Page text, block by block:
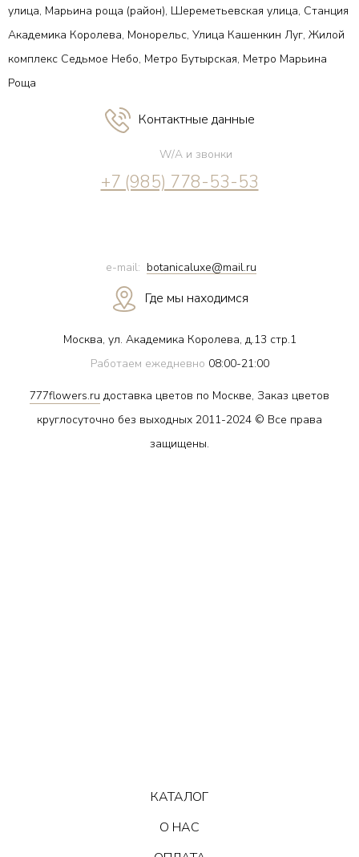
улица, Марьина роща (район), Шереметьевская улица, Станция
Академика Королева, Монорельс, Улица Кашенкин Луг, Жилой
комплекс Седьмое Небо, Метро Бутырская, Метро Марьина
Роща
Контактные данные
W/A и звонки
+7 (985) 778-53-53
e-mail: botanicaluxe@mail.ru
Где мы находимся
Москва, ул. Академика Королева, д.13 стр.1
Работаем ежедневно 08:00-21:00
777flowers.ru доставка цветов по Москве, Заказ цветов
круглосуточно без выходных 2011-2024 © Все права
защищены.
КАТАЛОГ
О НАС